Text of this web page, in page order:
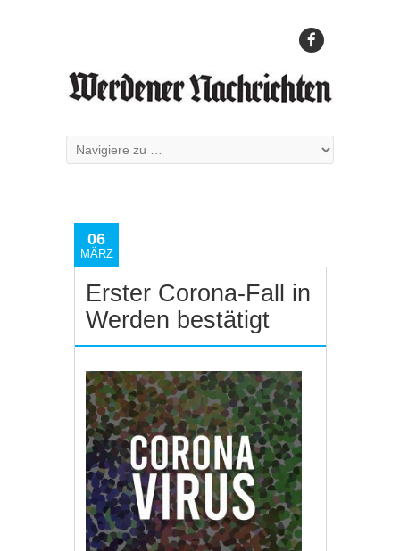
06
MÄRZ
Erster Corona-Fall in
Werden bestätigt